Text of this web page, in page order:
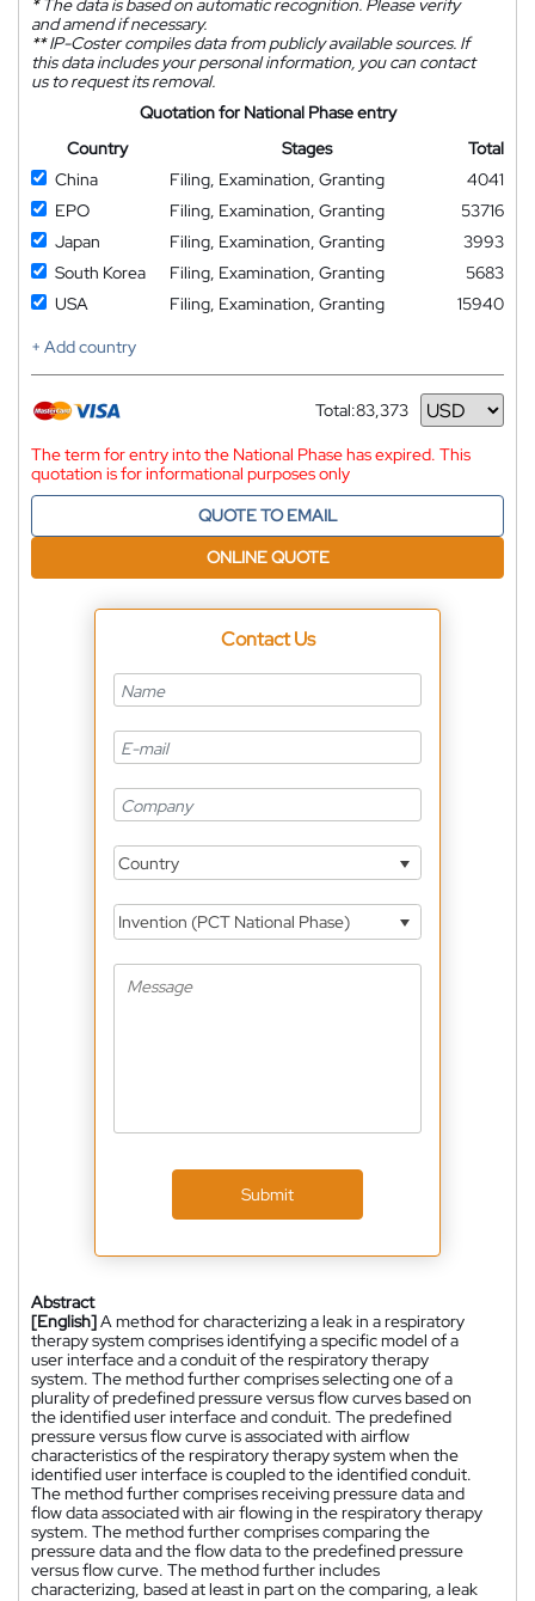
*The data is based on automatic recognition. Please verify
and amend if necessary.
**IP-Coster compiles data from publicly available sources. If
this data includes your personal information, you can contact
us to request its removal.
Quotation for National Phase entry
Country
Stages
Total
China
Filing, Examination, Granting
4041
EPO
Filing, Examination, Granting
53716
Japan
Filing, Examination, Granting
3993
South Korea
Filing, Examination, Granting
5683
USA
Filing, Examination, Granting
15940
+ Add country
Total:83,373
Currency
The term for entry into the National Phase has expired. This
quotation is for informational purposes only
QUOTE TO EMAIL
ONLINE QUOTE
Contact Us
Country
Invention (PCT National Phase)
Submit
Abstract
[English]A method for characterizing a leak in a respiratory
therapy system comprises identifying a specific model of a
user interface and a conduit of the respiratory therapy
system. The method further comprises selecting one of a
plurality of predefined pressure versus flow curves based on
the identified user interface and conduit. The predefined
pressure versus flow curve is associated with airflow
characteristics of the respiratory therapy system when the
identified user interface is coupled to the identified conduit.
The method further comprises receiving pressure data and
flow data associated with air flowing in the respiratory therapy
system. The method further comprises comparing the
pressure data and the flow data to the predefined pressure
versus flow curve. The method further includes
characterizing, based at least in part on the comparing, a leak